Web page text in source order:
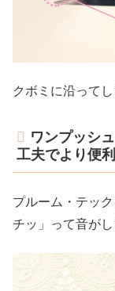
クボミに沿ってし
ワンプッシ
工夫でより便利
プルーム・テッ
チッ」って音がし